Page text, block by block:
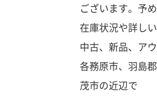
ございます。予
在庫状況や詳し
中古、新品、ア
各務原市、羽島
茂市の近辺で